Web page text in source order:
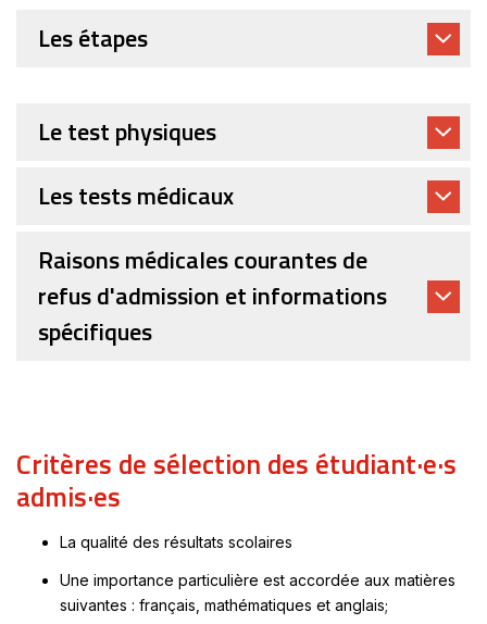
Les étapes
Le test physiques
Les tests médicaux
Raisons médicales courantes de
refus d'admission et informations
spécifiques
Critères de sélection des étudiant·e·s
admis·es
La qualité des résultats scolaires
Une importance particulière est accordée aux matières
suivantes : français, mathématiques et anglais;